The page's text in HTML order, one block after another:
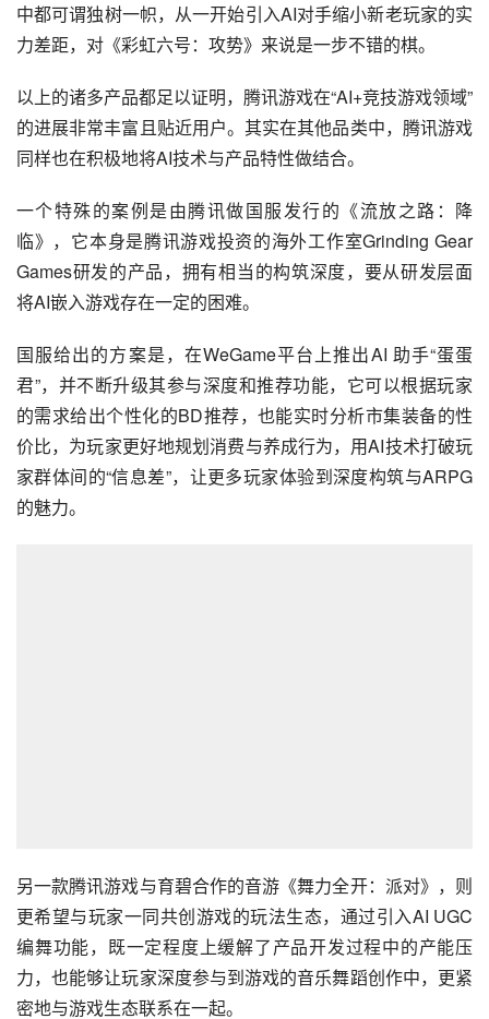
中都可谓独树一帜，从一开始引入AI对手缩小新老玩家的实
力差距，对《彩虹六号：攻势》来说是一步不错的棋。
以上的诸多产品都足以证明，腾讯游戏在“AI+竞技游戏领域”
的进展非常丰富且贴近用户。其实在其他品类中，腾讯游戏
同样也在积极地将AI技术与产品特性做结合。
一个特殊的案例是由腾讯做国服发行的《流放之路：降
临》，它本身是腾讯游戏投资的海外工作室Grinding Gear
Games研发的产品，拥有相当的构筑深度，要从研发层面
将AI嵌入游戏存在一定的困难。
国服给出的方案是，在WeGame平台上推出AI 助手“蛋蛋
君”，并不断升级其参与深度和推荐功能，它可以根据玩家
的需求给出个性化的BD推荐，也能实时分析市集装备的性
价比，为玩家更好地规划消费与养成行为，用AI技术打破玩
家群体间的“信息差”，让更多玩家体验到深度构筑与ARPG
的魅力。
另一款腾讯游戏与育碧合作的音游《舞力全开：派对》，则
更希望与玩家一同共创游戏的玩法生态，通过引入AI UGC
编舞功能，既一定程度上缓解了产品开发过程中的产能压
力，也能够让玩家深度参与到游戏的音乐舞蹈创作中，更紧
密地与游戏生态联系在一起。